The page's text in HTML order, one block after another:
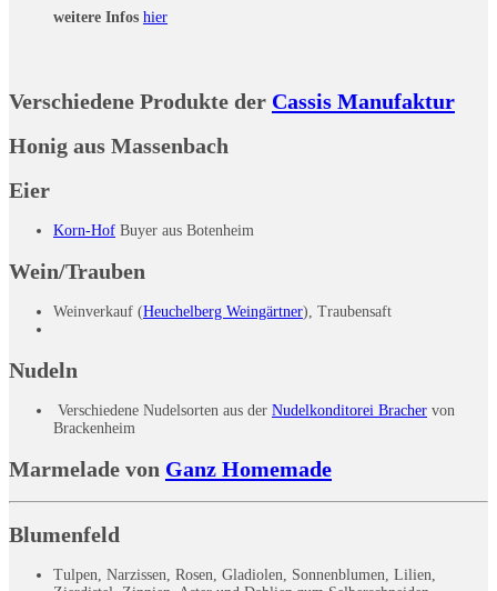
weitere Infos hier
Verschiedene Produkte der Cassis Manufaktur
Honig aus Massenbach
Eier
Korn-Hof Buyer aus Botenheim
Wein/Trauben
Weinverkauf (Heuchelberg Weingärtner), Traubensaft
Nudeln
Verschiedene Nudelsorten aus der Nudelkonditorei Bracher von
Brackenheim
Marmelade von Ganz Homemade
Blumenfeld
Tulpen, Narzissen, Rosen, Gladiolen, Sonnenblumen, Lilien,